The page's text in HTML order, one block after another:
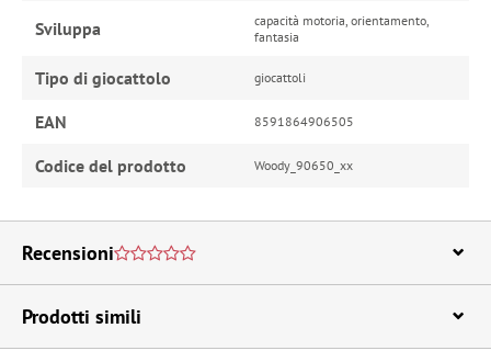
Sviluppa
capacità motoria, orientamento,
fantasia
Tipo di giocattolo giocattoli
EAN 8591864906505
Codice del prodotto Woody_90650_xx
Recensioni
Prodotti simili